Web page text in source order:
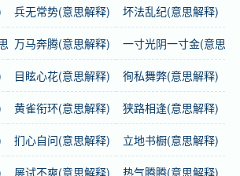
shǎn
ˇ ㄕㄢˇ ㄕㄢˇ
性词。
指不敢正面面对。
兵无常势(意思解释) 坏法乱纪(意思解释)
解释)
万马奔腾(意思解释) 一寸光阴一寸金(意思解
目眩心花(意思解释) 徇私舞弊(意思解释)
黄雀衔环(意思解释) 狭路相逢(意思解释)
扪心自问(意思解释) 立地书橱(意思解释)
屡试不爽(意思解释) 热气腾腾(意思解释)